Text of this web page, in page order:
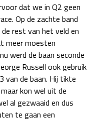
dat we in Q2 geen
Op de zachte band
rest van het veld en
meer moesten
werd de baan seconde
Russell ook gebruik
van de baan. Hij tikte
kon wel uit de
al gezwaaid en dus
te gaan een